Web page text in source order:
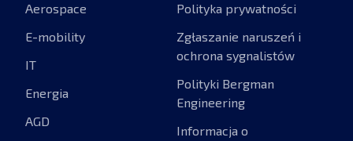
Aerospace
E-mobility
IT
Energia
AGD
Polityka prywatności
Zgłaszanie naruszeń i
ochrona sygnalistów
Polityki Bergman
Engineering
Informacja o